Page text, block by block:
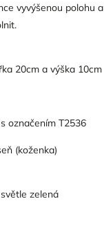
vyvýšenou polohu
20cm a výška 10cm
označením T2536
(koženka)
zelená